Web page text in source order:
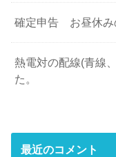
確定申告 お昼休み
熱電対の配線(青線
た。
最近のコメント